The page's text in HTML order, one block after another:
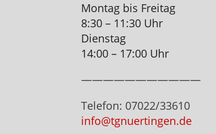
Montag bis Freitag
8:30 – 11:30 Uhr
Dienstag
14:00 – 17:00 Uhr
———————————
Telefon: 07022/33610
info@tgnuertingen.de